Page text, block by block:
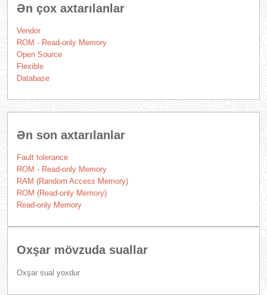
Ən çox axtarılanlar
Vendor
ROM - Read-only Memory
Open Source
Flexible
Database
Ən son axtarılanlar
Fault tolerance
ROM - Read-only Memory
RAM (Random Access Memory)
ROM (Read-only Memory)
Read-only Memory
Oxşar mövzuda suallar
Oxşar sual yoxdur